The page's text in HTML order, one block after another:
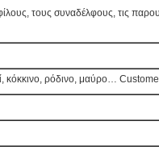
τους συναδέλφους, τις
κόκκινο, ρόδινο, μαύρο…